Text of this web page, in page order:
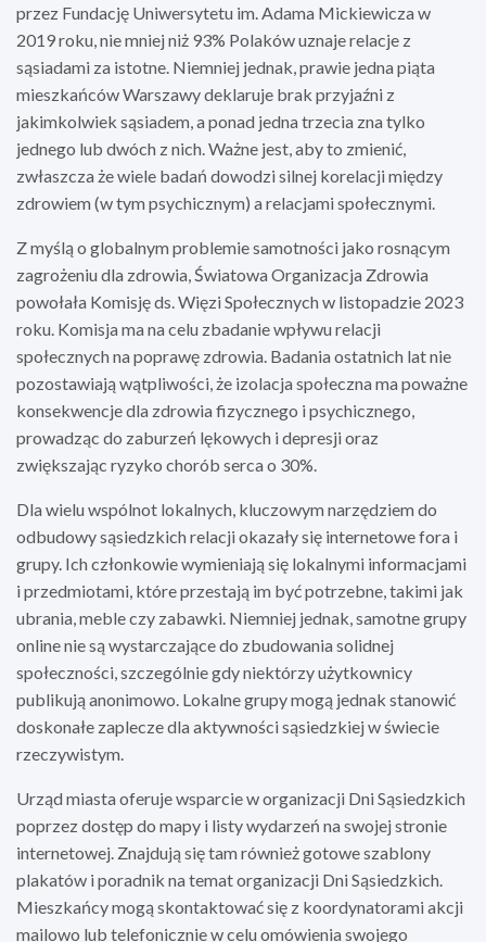
przez Fundację Uniwersytetu im. Adama Mickiewicza w
2019 roku, nie mniej niż 93% Polaków uznaje relacje z
sąsiadami za istotne. Niemniej jednak, prawie jedna piąta
mieszkańców Warszawy deklaruje brak przyjaźni z
jakimkolwiek sąsiadem, a ponad jedna trzecia zna tylko
jednego lub dwóch z nich. Ważne jest, aby to zmienić,
zwłaszcza że wiele badań dowodzi silnej korelacji między
zdrowiem (w tym psychicznym) a relacjami społecznymi.
Z myślą o globalnym problemie samotności jako rosnącym
zagrożeniu dla zdrowia, Światowa Organizacja Zdrowia
powołała Komisję ds. Więzi Społecznych w listopadzie 2023
roku. Komisja ma na celu zbadanie wpływu relacji
społecznych na poprawę zdrowia. Badania ostatnich lat nie
pozostawiają wątpliwości, że izolacja społeczna ma poważne
konsekwencje dla zdrowia fizycznego i psychicznego,
prowadząc do zaburzeń lękowych i depresji oraz
zwiększając ryzyko chorób serca o 30%.
Dla wielu wspólnot lokalnych, kluczowym narzędziem do
odbudowy sąsiedzkich relacji okazały się internetowe fora i
grupy. Ich członkowie wymieniają się lokalnymi informacjami
i przedmiotami, które przestają im być potrzebne, takimi jak
ubrania, meble czy zabawki. Niemniej jednak, samotne grupy
online nie są wystarczające do zbudowania solidnej
społeczności, szczególnie gdy niektórzy użytkownicy
publikują anonimowo. Lokalne grupy mogą jednak stanowić
doskonałe zaplecze dla aktywności sąsiedzkiej w świecie
rzeczywistym.
Urząd miasta oferuje wsparcie w organizacji Dni Sąsiedzkich
poprzez dostęp do mapy i listy wydarzeń na swojej stronie
internetowej. Znajdują się tam również gotowe szablony
plakatów i poradnik na temat organizacji Dni Sąsiedzkich.
Mieszkańcy mogą skontaktować się z koordynatorami akcji
mailowo lub telefonicznie w celu omówienia swojego